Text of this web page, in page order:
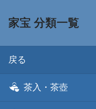
目次
武将 読み一覧
家宝 分類一覧
戻る
茶入・茶壺